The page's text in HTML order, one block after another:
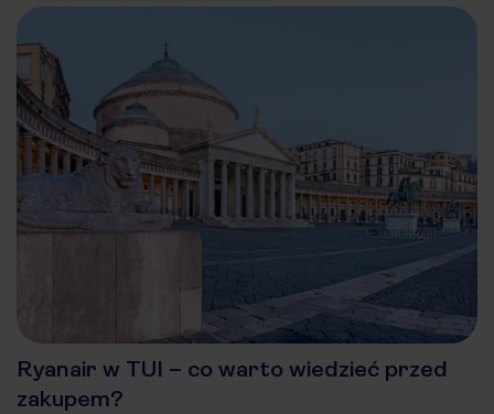
Ryanair w TUI – co warto wiedzieć przed
zakupem?